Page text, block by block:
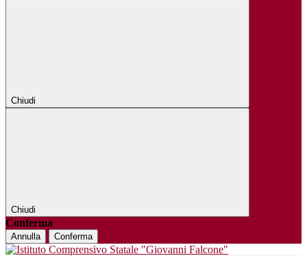
Chiudi
Chiudi
Conferma
Annulla Conferma